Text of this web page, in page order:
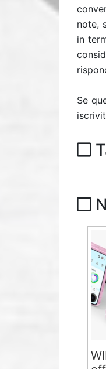
note,
in
Se